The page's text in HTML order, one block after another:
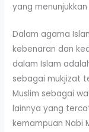
yang
Dalam agama
kebenaran dan
dalam Islam
sebagai mukjizat
Muslim sebagai
lainnya yang
kemampuan Nabi